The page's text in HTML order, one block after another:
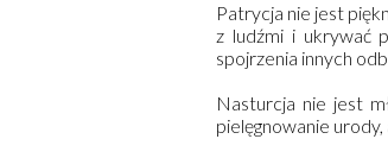
Patrycja nie jest
z ludźmi i ukrywać
spojrzenia innych
Nasturcja nie jest
pielęgnowanie